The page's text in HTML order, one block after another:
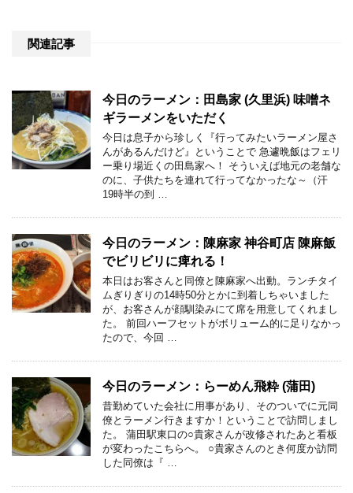
関連記事
今日のラーメン：田島家 (久里浜) 味噌ネ
ギラーメンをいただく
今日は息子から珍しく『行ってみたいラーメン屋さ
んがあるんだけど』ということで 急遽晩飯はフェリ
ー乗り場近くの田島家へ！ そういえば地元の老舗な
のに、子供たちを連れて行ってなかったな～（汗
19時半の到 …
今日のラーメン：陳麻家 神谷町店 陳麻飯
でビリビリに痺れる！
本日はお客さんと同僚と陳麻家へ出動。ランチタイ
ムぎりぎりの14時50分とかに到着しちゃいました
が、お客さんが顔馴染みにて席を用意してくれまし
た。 前回ハーフセットがボリューム的に足りなかっ
たので、今回 …
今日のラーメン：らーめん飛粋 (蒲田)
昔勤めていた会社に用事があり、そのついでに元同
僚とラーメン行きますか！ということで訪問しまし
た。 蒲田駅東口の○貴家さんが改修されたあと看板
が変わったこちらへ。 ○貴家さんのとき何度か訪問
した同僚は『 …